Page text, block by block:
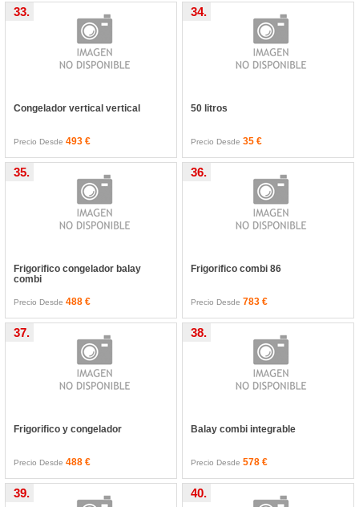
Congelador vertical vertical
33.
Precio Desde493 €
50 litros
34.
Precio Desde 35 €
Frigorifico congelador balay
combi
35.
Precio Desde488 €
Frigorifico combi 86
36.
Precio Desde 783 €
Frigorifico y congelador
37.
Precio Desde488 €
Balay combi integrable
38.
Precio Desde 578 €
39. 40.